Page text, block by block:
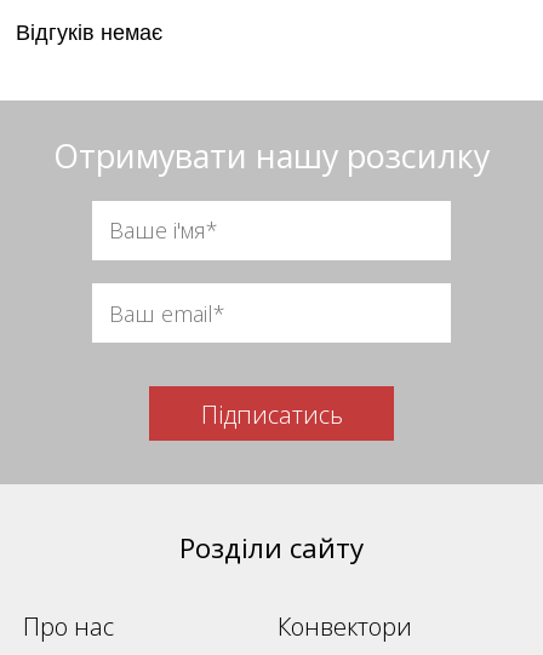
Відгуків немає
Отримувати нашу розсилку
Підписатись
Розділи сайту
Про нас
Конвектори